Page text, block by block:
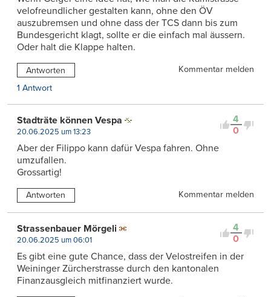
velofreundlicher gestalten kann, ohne den ÖV
auszubremsen und ohne dass der TCS dann bis zum
Bundesgericht klagt, sollte er die einfach mal äussern.
Oder halt die Klappe halten.
Antworten
Kommentar melden
1 Antwort
4
0
Stadträte können Vespa
20.06.2025 um 13:23
Aber der Filippo kann dafür Vespa fahren. Ohne
umzufallen.
Grossartig!
Antworten Kommentar melden
4
0
Strassenbauer Mörgeli
20.06.2025 um 06:01
Es gibt eine gute Chance, dass der Velostreifen in der
Weininger Zürcherstrasse durch den kantonalen
Finanzausgleich mitfinanziert wurde.